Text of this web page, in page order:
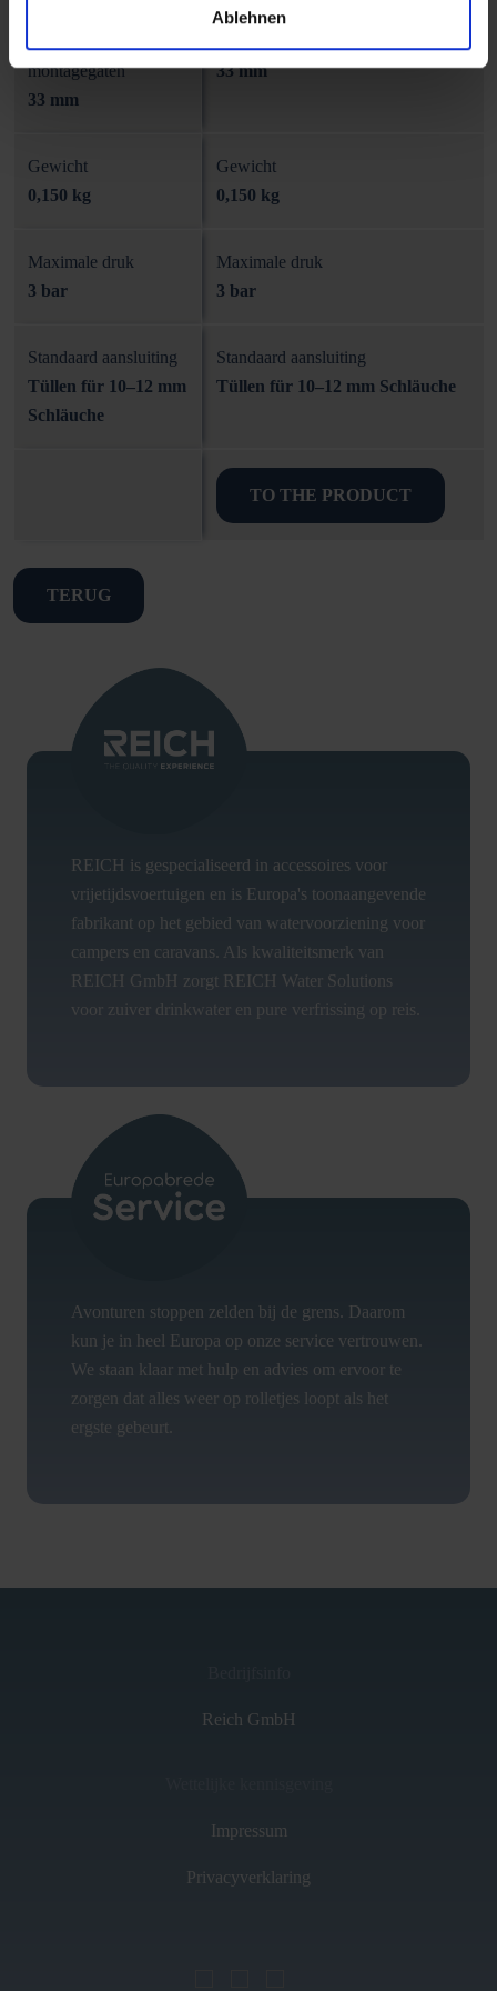
Ablehnen
montagegaten
33 mm
33 mm
Gewicht
0,150 kg
Gewicht
0,150 kg
Maximale druk
3 bar
Maximale druk
3 bar
Standaard aansluiting
Tüllen für 10–12 mm
Schläuche
Standaard aansluiting
Tüllen für 10–12 mm Schläuche
TO THE PRODUCT
TERUG
REICH is gespecialiseerd in accessoires voor
vrijetijdsvoertuigen en is Europa's toonaangevende
fabrikant op het gebied van watervoorziening voor
campers en caravans. Als kwaliteitsmerk van
REICH GmbH zorgt REICH Water Solutions
voor zuiver drinkwater en pure verfrissing op reis.
Avonturen stoppen zelden bij de grens. Daarom
kun je in heel Europa op onze service vertrouwen.
We staan klaar met hulp en advies om ervoor te
zorgen dat alles weer op rolletjes loopt als het
ergste gebeurt.
Reich GmbH
Impressum
Privacyverklaring